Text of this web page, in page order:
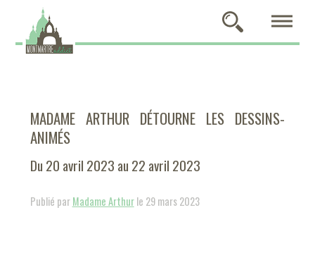
MADAME ARTHUR DÉTOURNE LES DESSINS-
ANIMÉS
Du 20 avril 2023 au 22 avril 2023
Publié parMadame Arthurle 29 mars 2023